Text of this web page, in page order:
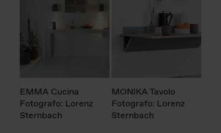
EMMA Cucina
Fotografo: Lorenz
Sternbach
MONIKA Tavolo
Fotografo: Lorenz
Sternbach